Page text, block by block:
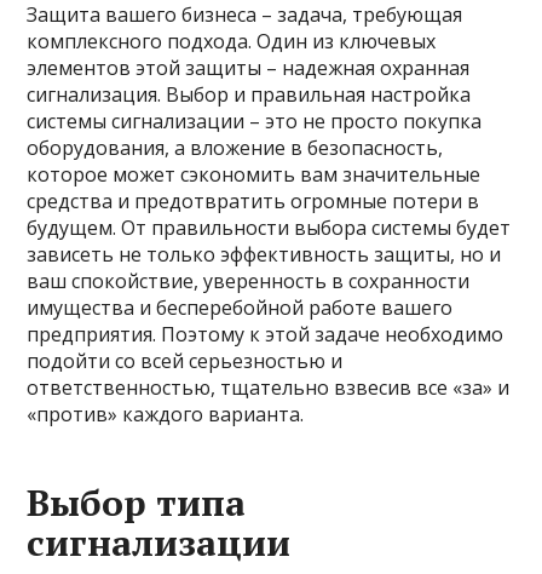
Защита вашего бизнеса – задача, требующая
комплексного подхода. Один из ключевых
элементов этой защиты – надежная охранная
сигнализация. Выбор и правильная настройка
системы сигнализации – это не просто покупка
оборудования, а вложение в безопасность,
которое может сэкономить вам значительные
средства и предотвратить огромные потери в
будущем. От правильности выбора системы будет
зависеть не только эффективность защиты, но и
ваш спокойствие, уверенность в сохранности
имущества и бесперебойной работе вашего
предприятия. Поэтому к этой задаче необходимо
подойти со всей серьезностью и
ответственностью, тщательно взвесив все «за» и
«против» каждого варианта.
Выбор типа
сигнализации